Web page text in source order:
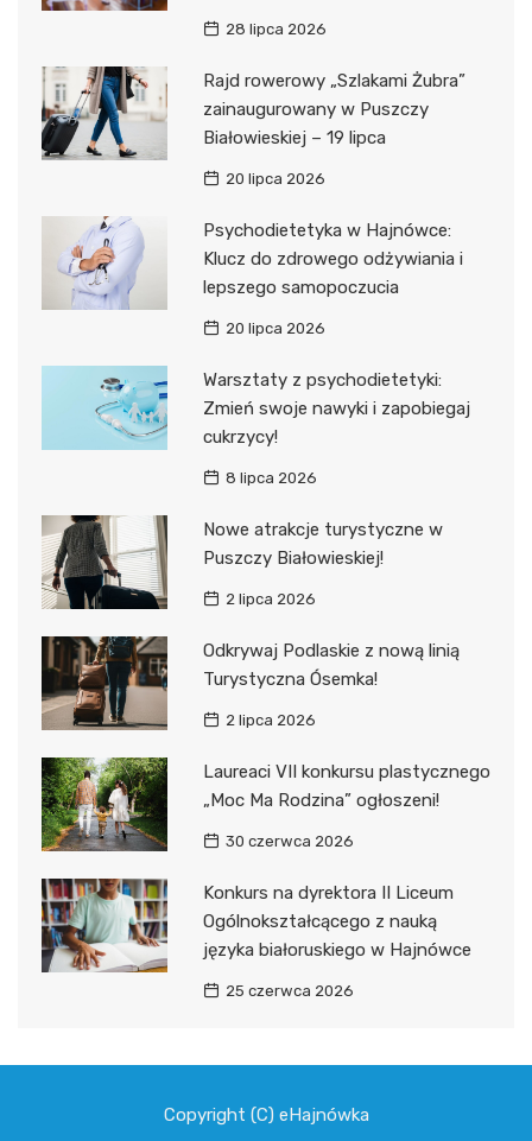
28 lipca 2026
Rajd rowerowy „Szlakami Żubra”
zainaugurowany w Puszczy
Białowieskiej – 19 lipca
20 lipca 2026
Psychodietetyka w Hajnówce:
Klucz do zdrowego odżywiania i
lepszego samopoczucia
20 lipca 2026
Warsztaty z psychodietetyki:
Zmień swoje nawyki i zapobiegaj
cukrzycy!
8 lipca 2026
Nowe atrakcje turystyczne w
Puszczy Białowieskiej!
2 lipca 2026
Odkrywaj Podlaskie z nową linią
Turystyczna Ósemka!
2 lipca 2026
Laureaci VII konkursu plastycznego
„Moc Ma Rodzina” ogłoszeni!
30 czerwca 2026
Konkurs na dyrektora II Liceum
Ogólnokształcącego z nauką
języka białoruskiego w Hajnówce
25 czerwca 2026
Copyright (C) eHajnówka